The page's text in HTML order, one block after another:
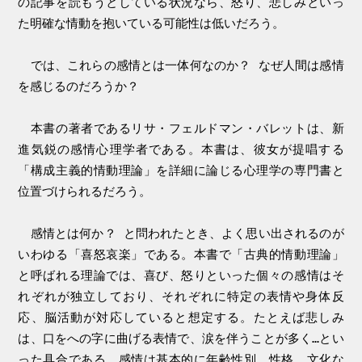
た明確な情動を抱いている可能性は低いだろう。
では、これらの感情とは一体何なのか？ なぜ人間は感情
を感じるのだろうか？
本書の著者であるリサ・フェルドマン・バレットは、新
進気鋭の感情心理学者である。本書は、彼女が提唱する
「構成主義的情動理論」を詳細に論じる心理学の専門書と
位置づけられるだろう。
感情とは何か？ と問われたとき、よく思い出されるのが
いわゆる「喜怒哀楽」である。本書で「古典的情動理論」
と呼ばれる理論では、喜び、怒りといった個々の感情はそ
れぞれが独立しており、それぞれに特定の表情や身体反
応、脳活動が対応していると想定する。たとえば悲しみ
は、口をへの字に曲げる表情で、涙を伴うことが多く…とい